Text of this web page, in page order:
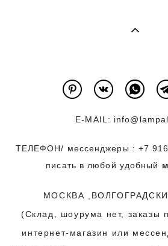
E-MAIL:
ТЕЛЕФОН/ мессенджеры : +7
писать в любой удобный
МОСКВА
(Склад, шоурума нет, заказы
интернет-магазин или